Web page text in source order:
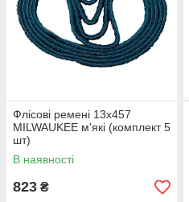
Флісові ремені 13x457
MILWAUKEE м'які (комплект 5
шт)
В наявності
823 ₴